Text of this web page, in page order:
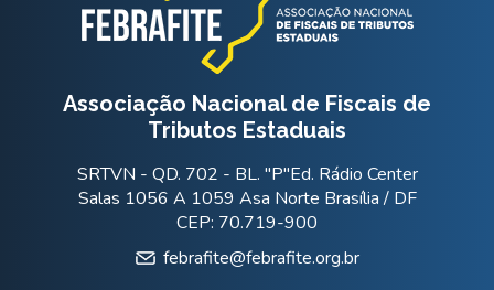
Associação Nacional de Fiscais de
Tributos Estaduais
SRTVN - QD. 702 - BL. "P"Ed. Rádio Center
Salas 1056 A 1059 Asa Norte Brasília / DF
CEP: 70.719-900
febrafite@febrafite.org.br